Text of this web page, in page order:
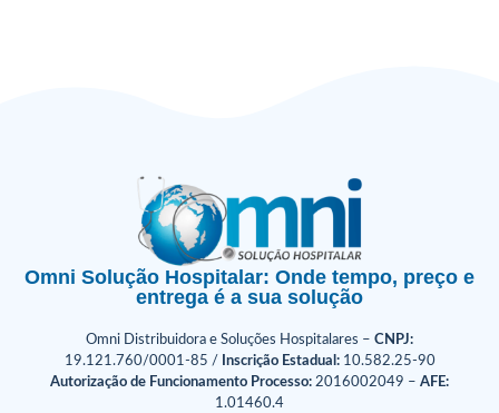
Omni Solução Hospitalar: Onde tempo, preço e
entrega é a sua solução
Omni Distribuidora e Soluções Hospitalares – CNPJ:
19.121.760/0001-85 /
Inscrição Estadual:10.582.25-90
Autorização de Funcionamento Processo: 2016002049 – AFE:
1.01460.4